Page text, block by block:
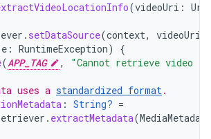
(videoUri : Uri
. setDataSource(context, videoUri
e : RuntimeException)
{
(APP_TAG ,
"Cannot retrieve video
uses a standardized format.
: String? =
. extractMetadata(